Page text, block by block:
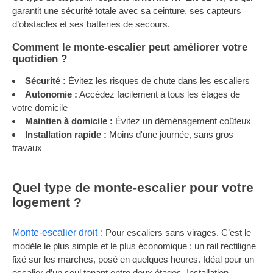
garantit une sécurité totale avec sa ceinture, ses capteurs
d’obstacles et ses batteries de secours.
Comment le monte-escalier peut améliorer votre
quotidien ?
Sécurité : Évitez les risques de chute dans les escaliers
Autonomie : Accédez facilement à tous les étages de
votre domicile
Maintien à domicile : Évitez un déménagement coûteux
Installation rapide : Moins d'une journée, sans gros
travaux
Quel type de monte-escalier pour votre
logement ?
Monte-escalier droit
Pour escaliers sans virages. C’est le
modèle le plus simple et le plus économique : un rail rectiligne
fixé sur les marches, posé en quelques heures. Idéal pour un